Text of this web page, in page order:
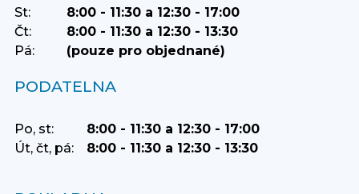
St:
8:00 - 11:30 a 12:30 - 17:00
Čt:
8:00 - 11:30 a 12:30 - 13:30
Pá:
(pouze pro objednané)
PODATELNA
Po, st:
8:00 - 11:30 a 12:30 - 17:00
Út, čt, pá:
8:00 - 11:30 a 12:30 - 13:30